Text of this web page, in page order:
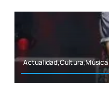
Actualidad,Cultura,Música